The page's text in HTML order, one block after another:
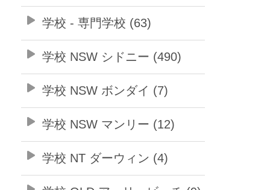
学校 - 専門学校 (63)
学校 NSW シドニー (490)
学校 NSW ボンダイ (7)
学校 NSW マンリー (12)
学校 NT ダーウィン (4)